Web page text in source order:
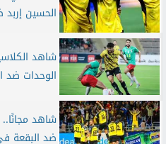
الحسين
شاهد
الوحدات ضد
شاهد مجانًا..
ضد البقعة